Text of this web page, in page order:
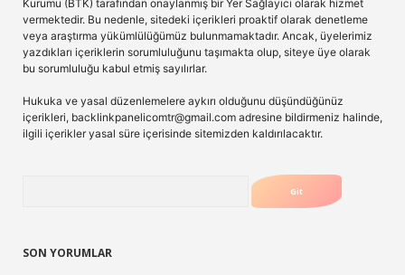
Kurumu (BTK) tarafından onaylanmış bir Yer Sağlayıcı olarak hizmet
vermektedir. Bu nedenle, sitedeki içerikleri proaktif olarak denetleme
veya araştırma yükümlülüğümüz bulunmamaktadır. Ancak, üyelerimiz
yazdıkları içeriklerin sorumluluğunu taşımakta olup, siteye üye olarak
bu sorumluluğu kabul etmiş sayılırlar.
Hukuka ve yasal düzenlemelere aykırı olduğunu düşündüğünüz
içerikleri, backlinkpanelicomtr@gmail.com adresine bildirmeniz halinde,
ilgili içerikler yasal süre içerisinde sitemizden kaldırılacaktır.
SON YORUMLAR